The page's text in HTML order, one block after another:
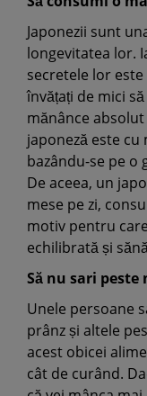
Japonezii sunt
longevitatea lor.
secretele lor
învățați de mici
mănânce
japoneză este
bazându-se pe o
De aceea, un
mese pe zi,
motiv pentru
echilibrată și
Să nu sari peste
Unele persoane
prânz și altele
acest obicei
cât de curând.